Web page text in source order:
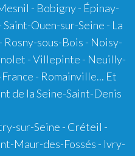
- Bobigny - Épinay-
Saint-Ouen-sur-Seine - La
sous-Bois - Noisy-
- Villepinte - Neuilly-
- Romainville... Et
de la Seine-Saint-Denis
sur-Seine - Créteil -
Maur-des-Fossés - Ivry-